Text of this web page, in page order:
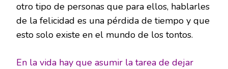
otro tipo de personas que para ellos, hablarles
de la felicidad es una pérdida de tiempo y que
esto solo existe en el mundo de los tontos.
En la vida hay que asumir la tarea de dejar